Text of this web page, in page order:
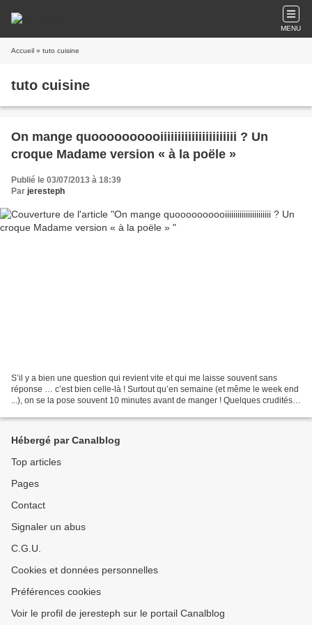
MENU
Accueil » tuto cuisine
tuto cuisine
On mange quoooooooooiiiiiiiiiiiiiiiiiiiiii ? Un
croque Madame version « à la poële »
Publié le 03/07/2013 à 18:39
Par jeresteph
S’il y a bien une question qui revient vite et qui me laisse souvent sans
réponse … c’est bien celle-là ! Surtout qu’en semaine (et même le week end
...), on se la pose souvent 10 minutes avant de manger ! Quelques crudités ,
Hébergé par Canalblog
Top articles
Pages
Contact
Signaler un abus
C.G.U.
Cookies et données personnelles
Préférences cookies
Voir le profil de jeresteph sur le portail Canalblog